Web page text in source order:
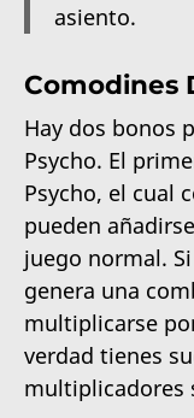
asiento.
Comodines
Hay dos bonos
Psycho. El
Psycho, el cual
pueden
juego normal.
genera una
multiplicarse
verdad tienes
multiplicadores